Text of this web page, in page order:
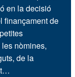
en la decisió
finançament de
nòmines,
de la